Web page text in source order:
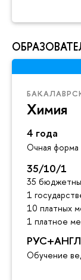
Химия
4 года
Очная форма
35/10/1
35
1
10 платных
1 платное
РУС+АНГЛ
Обучение